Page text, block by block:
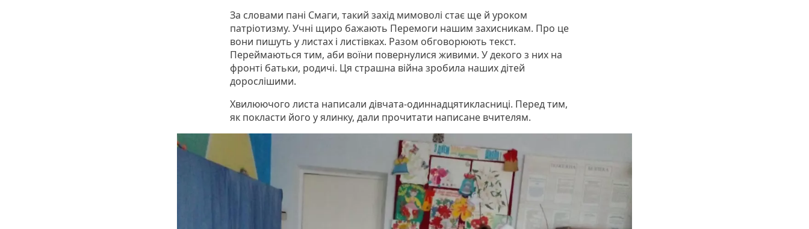
За словами пані Смаги, такий захід мимоволі стає ще й уроком
патріотизму. Учні щиро бажають Перемоги нашим захисникам. Про це
вони пишуть у листах і листівках. Разом обговорюють текст.
Переймаються тим, аби воїни повернулися живими. У декого з них на
фронті батьки, родичі. Ця страшна війна зробила наших дітей
дорослішими.
Хвилюючого листа написали дівчата-одиннадцятикласниці. Перед тим,
як покласти його у ялинку, дали прочитати написане вчителям.